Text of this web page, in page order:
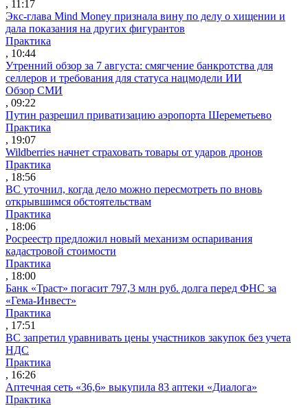
, 11:17
Экс-глава Mind Money признала вину по делу о хищении и
дала показания на других фигурантов
Практика
, 10:44
Утренний обзор за 7 августа: смягчение банкротства для
селлеров и требования для статуса нацмодели ИИ
Обзор СМИ
, 09:22
Путин разрешил приватизацию аэропорта Шереметьево
Практика
, 19:07
Wildberries начнет страховать товары от ударов дронов
Практика
, 18:56
ВС уточнил, когда дело можно пересмотреть по вновь
открывшимся обстоятельствам
Практика
, 18:06
Росреестр предложил новый механизм оспаривания
кадастровой стоимости
Практика
, 18:00
Банк «Траст» погасит 797,3 млн руб. долга перед ФНС за
«Гема-Инвест»
Практика
, 17:51
ВС запретил уравнивать цены участников закупок без учета
НДС
Практика
, 16:26
Аптечная сеть «36,6» выкупила 83 аптеки «Диалога»
Практика